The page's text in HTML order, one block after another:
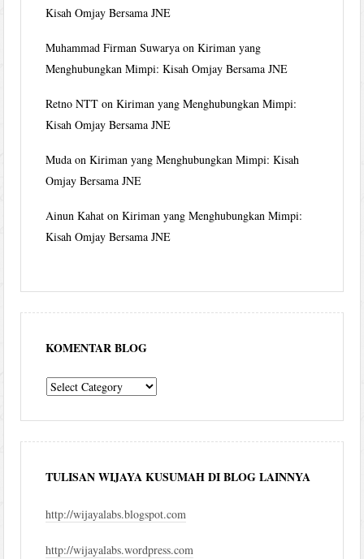
Kisah Omjay Bersama JNE
Muhammad Firman Suwarya onKiriman yang
Menghubungkan Mimpi: Kisah Omjay Bersama JNE
Retno NTT onKiriman yang Menghubungkan Mimpi:
Kisah Omjay Bersama JNE
Muda onKiriman yang Menghubungkan Mimpi: Kisah
Omjay Bersama JNE
Ainun Kahat onKiriman yang Menghubungkan Mimpi:
Kisah Omjay Bersama JNE
KOMENTAR BLOG
komentar
TULISAN WIJAYA KUSUMAH DI BLOG LAINNYA
http://wijayalabs.blogspot.com
http://wijayalabs.wordpress.com